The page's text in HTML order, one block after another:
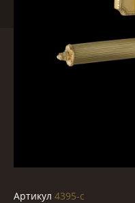
Артикул 4395-c